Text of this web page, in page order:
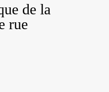
de la
rue